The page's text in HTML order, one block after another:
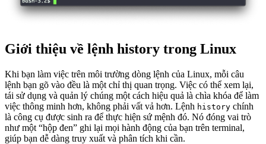
Giới thiệu về lệnh history trong Linux
Khi bạn làm việc trên môi trường dòng lệnh của Linux, mỗi câu
lệnh bạn gõ vào đều là một chỉ thị quan trọng. Việc có thể xem lại,
tái sử dụng và quản lý chúng một cách hiệu quả là chìa khóa để làm
việc thông minh hơn, không phải vất vả hơn. Lệnh history chính
là công cụ được sinh ra để thực hiện sứ mệnh đó. Nó đóng vai trò
như một “hộp đen” ghi lại mọi hành động của bạn trên terminal,
giúp bạn dễ dàng truy xuất và phân tích khi cần.